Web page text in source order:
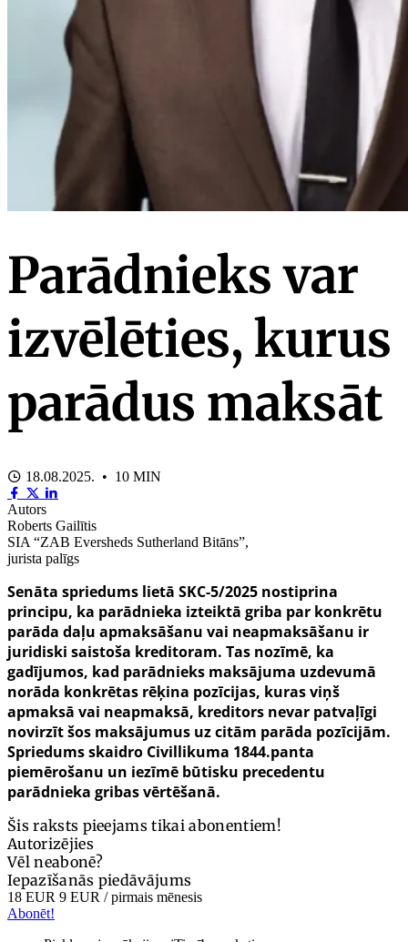
Parādnieks var
izvēlēties, kurus
parādus maksāt
18.08.2025. • 10 MIN
Autors
Roberts Gailītis
SIA “ZAB Eversheds Sutherland Bitāns”,
jurista palīgs
Senāta spriedums lietā SKC-5/2025 nostiprina
principu, ka parādnieka izteiktā griba par konkrētu
parāda daļu apmaksāšanu vai neapmaksāšanu ir
juridiski saistoša kreditoram. Tas nozīmē, ka
gadījumos, kad parādnieks maksājuma uzdevumā
norāda konkrētas rēķina pozīcijas, kuras viņš
apmaksā vai neapmaksā, kreditors nevar patvaļīgi
novirzīt šos maksājumus uz citām parāda pozīcijām.
Spriedums skaidro Civillikuma 1844.panta
piemērošanu un iezīmē būtisku precedentu
parādnieka gribas vērtēšanā.
Šis raksts pieejams tikai abonentiem!
Autorizējies
Vēl neabonē?
Iepazīšanās piedāvājums
18 EUR 9 EUR / pirmais mēnesis
Abonēt!